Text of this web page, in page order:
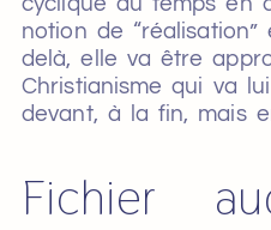
notion de
delà, elle va être
Christianisme qui va
devant, à la fin, mais
Fichier